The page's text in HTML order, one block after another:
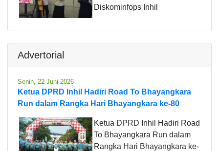
Diskominfops Inhil
Advertorial
Senin, 22 Juni 2026
Ketua DPRD Inhil Hadiri Road To Bhayangkara
Run dalam Rangka Hari Bhayangkara ke-80
Ketua DPRD Inhil Hadiri Road
To Bhayangkara Run dalam
Rangka Hari Bhayangkara ke-